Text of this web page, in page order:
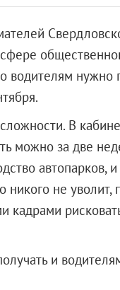
водителям нужно
В
можно за две
автопарков,
не уволит,
кадрами
и